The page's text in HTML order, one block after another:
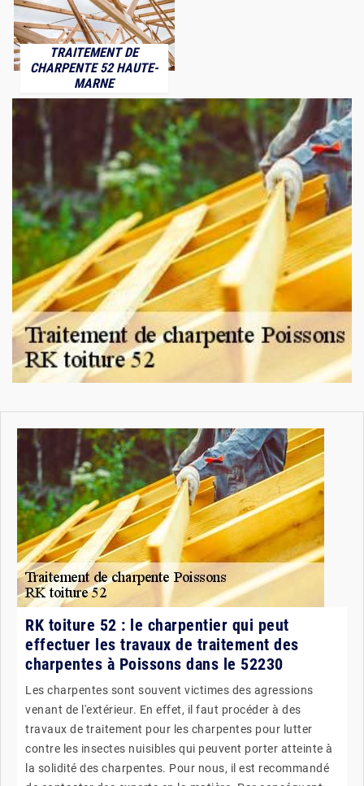
TRAITEMENT DE
CHARPENTE 52 HAUTE-
MARNE
RK toiture 52 : le charpentier qui peut
effectuer les travaux de traitement des
charpentes à Poissons dans le 52230
Les charpentes sont souvent victimes des agressions
venant de l'extérieur. En effet, il faut procéder à des
travaux de traitement pour les charpentes pour lutter
contre les insectes nuisibles qui peuvent porter atteinte à
la solidité des charpentes. Pour nous, il est recommandé